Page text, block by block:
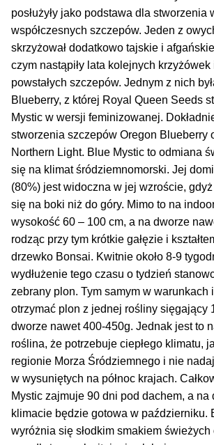
Inne Akcesoria
Informacje
Blog
GRATIS
PROMOCJA 500 Plus
Harmonogram Outdoor
Formy i Koszt Wysyłki
Odbiór Osobisty
Kontakt
posłużyły jako podstawa dla stworzenia
współczesnych szczepów. Jeden z
skrzyżował dodatkowo tajskie i
czym nastąpiły lata kolejnych
powstałych szczepów. Jednym z nich
Blueberry, z której Royal Queen Seeds
Mystic w wersji feminizowanej.
stworzenia szczepów Oregon Blueberry
Northern Light. Blue Mystic to odmiana
się na klimat śródziemnomorski. Jej
(80%) jest widoczna w jej wzroście,
się na boki niż do góry. Mimo to na
wysokość 60 – 100 cm, a na dworze
rodząc przy tym krótkie gałęzie i
drzewko Bonsai. Kwitnie około 8-9
wydłużenie tego czasu o tydzień
zebrany plon. Tym samym w warunkach
otrzymać plon z jednej rośliny sięgający
dworze nawet 400-450g. Jednak jest to
roślina, że potrzebuje ciepłego klimatu,
regionie Morza Śródziemnego i nie
w wysuniętych na północ krajach.
Mystic zajmuje 90 dni pod dachem, a na
klimacie będzie gotowa w październiku.
wyróżnia się słodkim smakiem